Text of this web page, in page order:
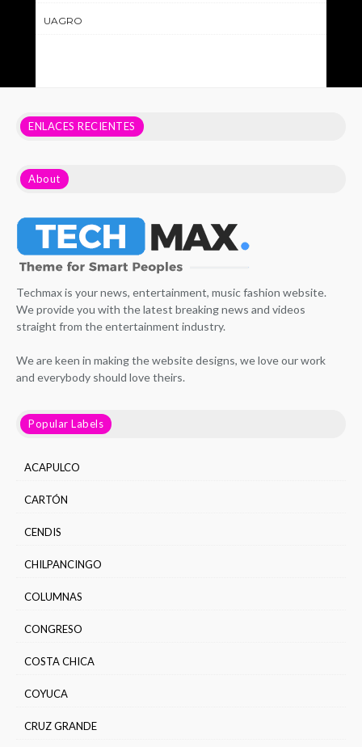
UAGRO
ENLACES RECIENTES
About
Techmax is your news, entertainment, music fashion website.
We provide you with the latest breaking news and videos
straight from the entertainment industry.
We are keen in making the website designs, we love our work
and everybody should love theirs.
Popular Labels
ACAPULCO
CARTÓN
CENDIS
CHILPANCINGO
COLUMNAS
CONGRESO
COSTA CHICA
COYUCA
CRUZ GRANDE